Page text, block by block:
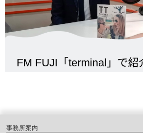
事務所案内